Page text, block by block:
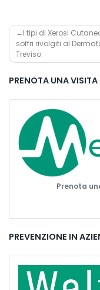
Navigazione
articoli
I tipi di Xerosi
soffri rivolgiti al
Treviso
PRENOTA UNA VISITA
Prenota
PREVENZIONE IN